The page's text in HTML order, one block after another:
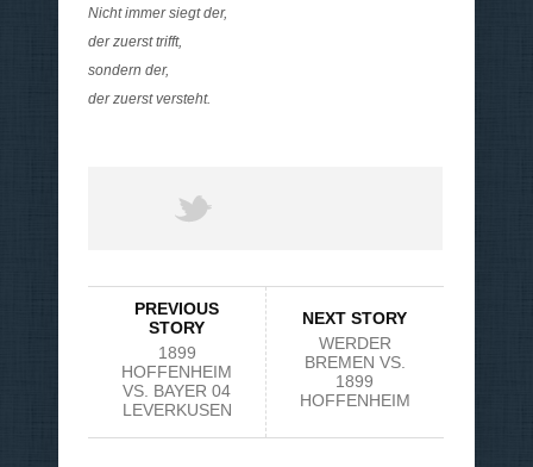
Nicht immer siegt der,
der zuerst trifft,
sondern der,
der zuerst versteht.
PREVIOUS
STORY
1899
HOFFENHEIM
VS. BAYER 04
LEVERKUSEN
NEXT STORY
WERDER
BREMEN VS.
1899
HOFFENHEIM